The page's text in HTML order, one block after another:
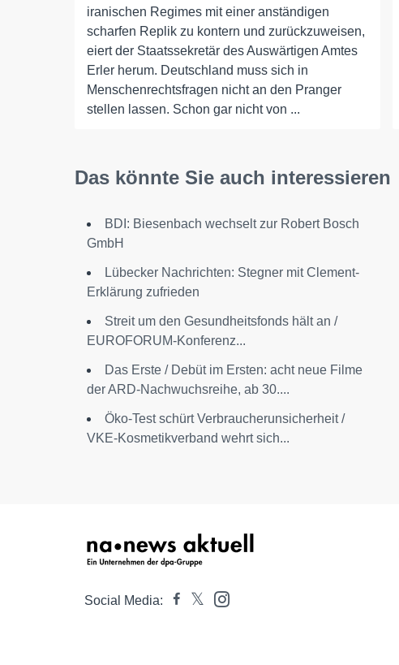
iranischen Regimes mit einer anständigen
scharfen Replik zu kontern und zurückzuweisen,
eiert der Staatssekretär des Auswärtigen Amtes
Erler herum. Deutschland muss sich in
Menschenrechtsfragen nicht an den Pranger
stellen lassen. Schon gar nicht von ...
Das könnte Sie auch interessieren
BDI: Biesenbach wechselt zur Robert Bosch
GmbH
Lübecker Nachrichten: Stegner mit Clement-
Erklärung zufrieden
Streit um den Gesundheitsfonds hält an /
EUROFORUM-Konferenz...
Das Erste / Debüt im Ersten: acht neue Filme
der ARD-Nachwuchsreihe, ab 30....
Öko-Test schürt Verbraucherunsicherheit /
VKE-Kosmetikverband wehrt sich...
Social Media: